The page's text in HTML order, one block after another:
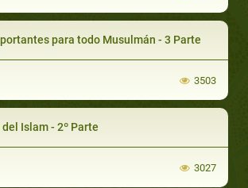
para todo Musulmán - 3 Parte
3503
Islam - 2º Parte
3027